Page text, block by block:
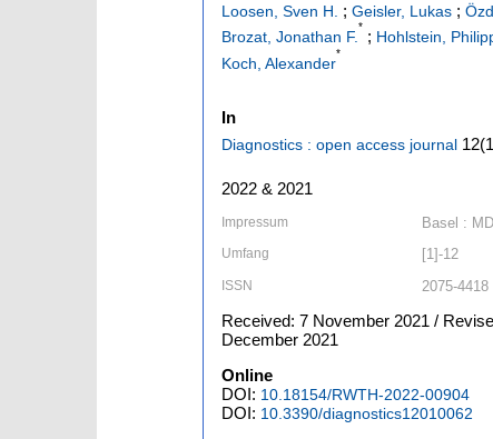
Loosen, Sven H. ; Geisler, Lukas ;
Brozat, Jonathan F.
*
; Hohlstein,
Koch, Alexander
*
In
Diagnostics : open access journal 12
2022 & 2021
Impressum Basel :
Umfang [1]-12
ISSN 2075-4418
Received: 7 November 2021 /
December 2021
Online
DOI: 10.18154/RWTH-2022-00904
DOI: 10.3390/diagnostics12010062